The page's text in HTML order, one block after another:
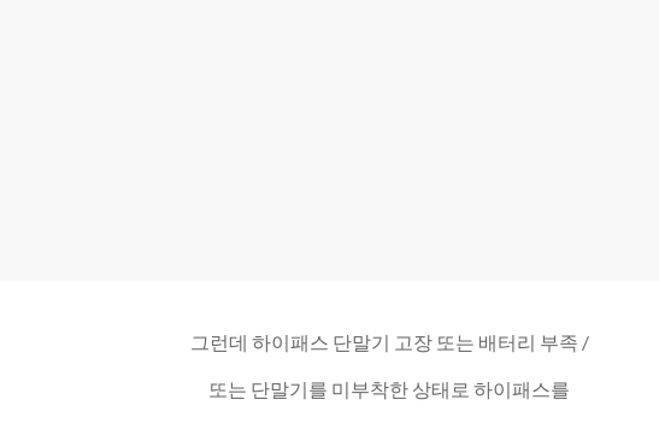
그런데 하이패스 단말기 고장 또는 배터리 부족 /
또는 단말기를 미부착한 상태로 하이패스를